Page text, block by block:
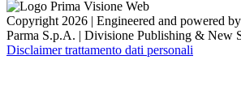
Copyright 2026 | Engineered and powered
Parma S.p.A. | Divisione Publishing & New
Disclaimer trattamento dati personali